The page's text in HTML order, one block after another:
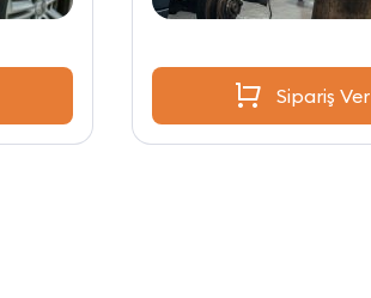
Sipariş Ver